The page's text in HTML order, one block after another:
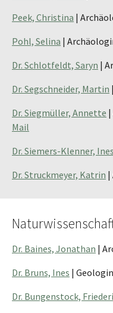
Peek, Christina |
Pohl, Selina |
Dr. Schlotfeldt, Saryn |
Dr. Segschneider, Martin
Dr. Siegmüller, Annette |
Mail
Dr. Siemers-Klenner, Ines
Dr. Struckmeyer, Katrin |
Dr. Baines, Jonathan |
Dr. Bruns, Ines |
Dr. Bungenstock,